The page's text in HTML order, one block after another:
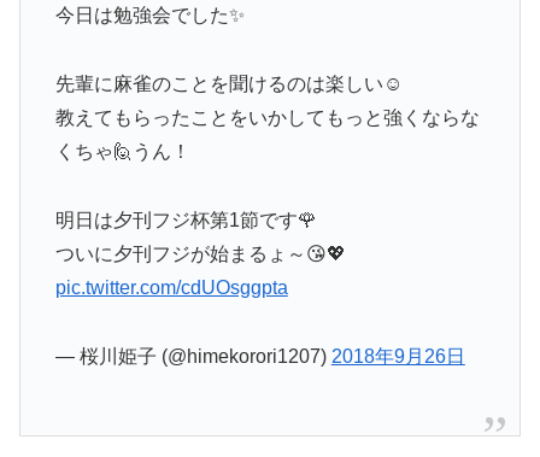
今日は勉強会でした✨
先輩に麻雀のことを聞けるのは楽しい☺
教えてもらったことをいかしてもっと強くならな
くちゃ🙋うん！
明日は夕刊フジ杯第1節です🌹
ついに夕刊フジが始まるょ～😘💖
pic.twitter.com/cdUOsggpta
— 桜川姫子 (@himekorori1207) 2018年9月26日